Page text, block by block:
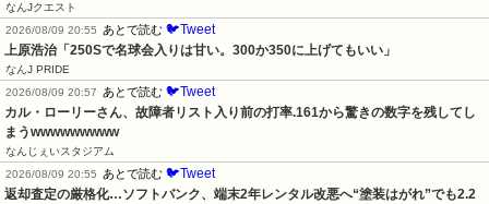
なんJクエスト
2026/08/09 20:55
あとで読む 🐦Tweet
上原浩治「250Sで名球会入りは甘い。300か350に上げてもいい」
なんJ PRIDE
2026/08/09 20:57
あとで読む 🐦Tweet
カル・ローリーさん、故障者リスト入り前の打率.161から驚きの数字を残してし
まうwwwwwwwww
なんじぇいスタジアム
2026/08/09 20:55
あとで読む 🐦Tweet
返却査定の厳格化…ソフトバンク、端末2年レンタル改悪へ“塗装はがれ”でも2.2